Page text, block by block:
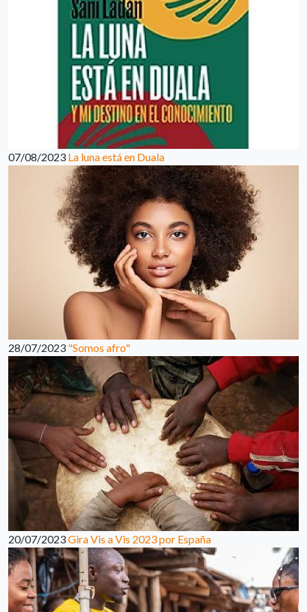
07/08/2023 La luna está en Duala
28/07/2023 "Somos afro"
20/07/2023Gira Vis a Vis 2023 por España